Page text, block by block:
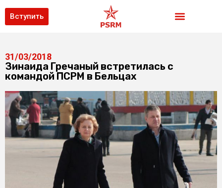
Вступить
31/03/2018
Зинаида Гречаный встретилась с
командой ПСРМ в Бельцах